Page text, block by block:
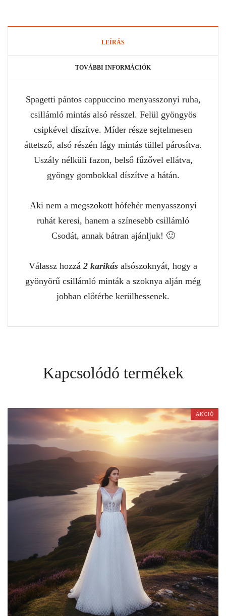
LEÍRÁS
TOVÁBBI INFORMÁCIÓK
Spagetti pántos cappuccino menyasszonyi ruha,
csillámló mintás alsó résszel. Felül gyöngyös
csipkével díszítve. Míder része sejtelmesen
áttetsző, alsó részén lágy mintás tüllel párosítva.
Uszály nélküli fazon, belső fűzővel ellátva,
gyöngy gombokkal díszítve a hátán.
Aki nem a megszokott hófehér menyasszonyi
ruhát keresi, hanem a színesebb csillámló
Csodát, annak bátran ajánljuk! 🙂
Válassz hozzá2 karikás alsószoknyát, hogy a
gyönyörű csillámló minták a szoknya alján még
jobban előtérbe kerülhessenek.
Kapcsolódó termékek
AKCIÓ